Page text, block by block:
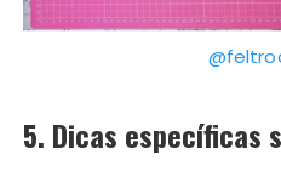
5. Dicas específicas